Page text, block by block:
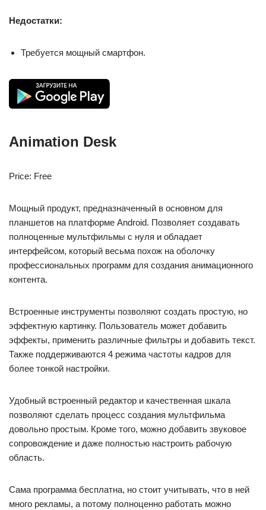
Недостатки:
Требуется мощный смартфон.
Animation Desk
Price: Free
Мощный продукт, предназначенный в основном для
планшетов на платформе Android. Позволяет создавать
полноценные мультфильмы с нуля и обладает
интерфейсом, который весьма похож на оболочку
профессиональных программ для создания анимационного
контента.
Встроенные инструменты позволяют создать простую, но
эффектную картинку. Пользователь может добавить
эффекты, применить различные фильтры и добавить текст.
Также поддерживаются 4 режима частоты кадров для
более тонкой настройки.
Удобный встроенный редактор и качественная шкала
позволяют сделать процесс создания мультфильма
довольно простым. Кроме того, можно добавить звуковое
сопровождение и даже полностью настроить рабочую
область.
Сама программа бесплатна, но стоит учитывать, что в ней
много рекламы, а потому полноценно работать можно